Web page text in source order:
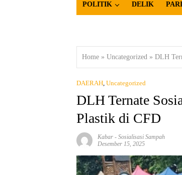
POLITIK DELIK
Home » Uncategorized » DLH
DAERAH, Uncategorized
DLH Ternate
Plastik di CFD
Kabar - Sosialisasi Sampah
Desember 15, 2025